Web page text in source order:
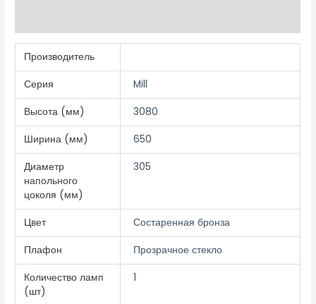
Производитель
Серия Mill
Высота (мм) 3080
Ширина (мм) 650
Диаметр
напольного
цоколя (мм)
305
Цвет Состаренная бронза
Плафон Прозрачное стекло
Количество ламп
(шт)
1